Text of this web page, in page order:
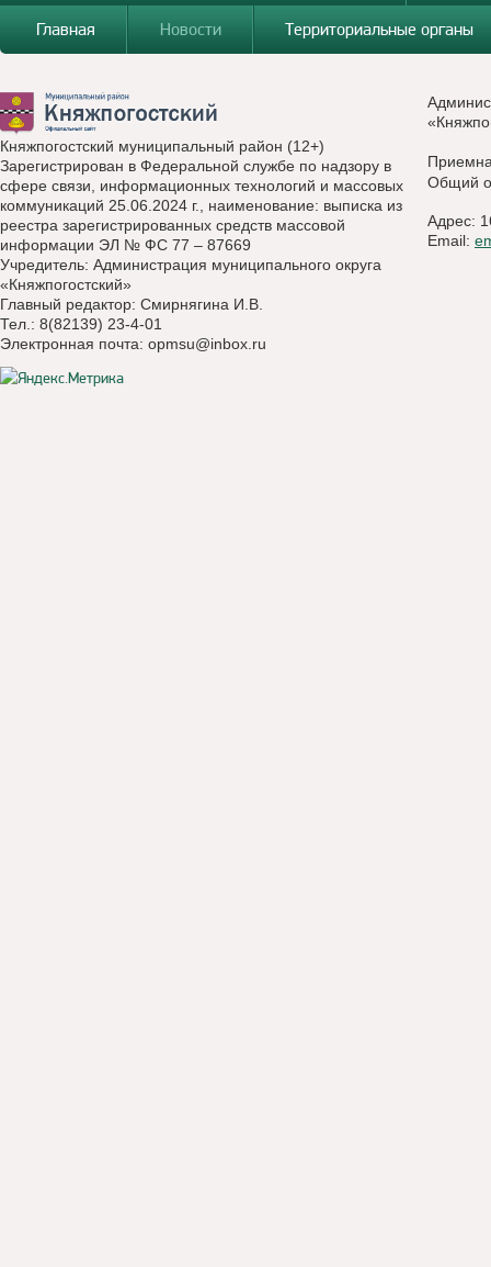
Главная
Новости Территориальные органы
Княжпогостский муниципальный район (12+)
Зарегистрирован в Федеральной службе по надзору в
сфере связи, информационных технологий и массовых
коммуникаций 25.06.2024 г., наименование: выписка из
реестра зарегистрированных средств массовой
информации ЭЛ № ФС 77 – 87669
Учредитель: Администрация муниципального округа
«Княжпогостский»
Главный редактор: Смирнягина И.В.
Тел.: 8(82139) 23-4-01
Электронная почта: opmsu@inbox.ru
Общий
Адрес:
Email: